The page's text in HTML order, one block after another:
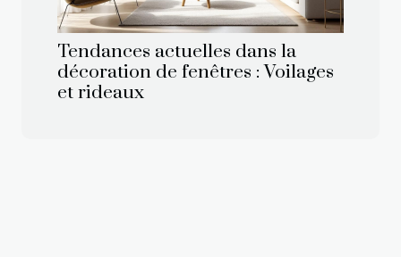
Tendances actuelles dans la
décoration de fenêtres : Voilages
et rideaux